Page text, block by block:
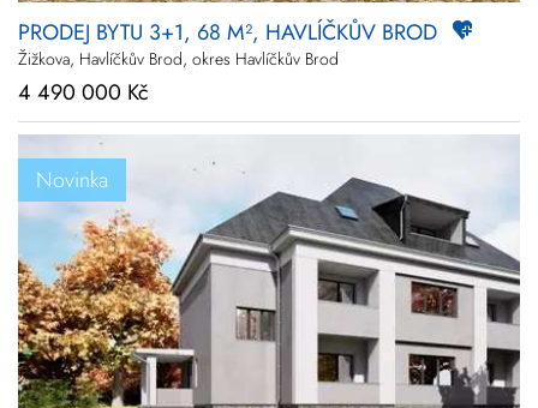
PRODEJ BYTU 3+1, 68 M², HAVLÍČKŮV BROD
Žižkova, Havlíčkův Brod, okres Havlíčkův Brod
4 490 000 Kč
Novinka